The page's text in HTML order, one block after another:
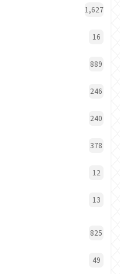
1,627
16
889
246
240
378
12
13
825
49